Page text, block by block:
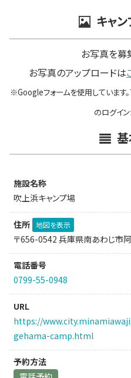
キャ
お写真を募
お写真のアップロードは
※Googleフォームを使用しています
のログイン
施設名称
吹上浜キャンプ場
住所 地図を表示
〒656-0542 兵庫県南あわじ市
電話番号
0799-55-0948
URL
https://
gehama-camp.html
予約方法